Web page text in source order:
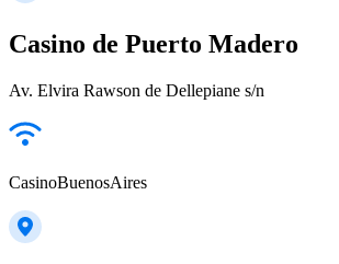
Casino de Puerto Madero
Av. Elvira Rawson de Dellepiane s/n
CasinoBuenosAires